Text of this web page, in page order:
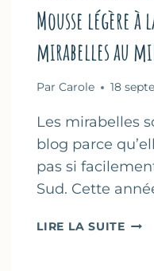
Mousse légère
mirabelles au
Par Carole 18
Les mirabelles
blog parce
pas si
Sud. Cette
LIRE LA SUITE